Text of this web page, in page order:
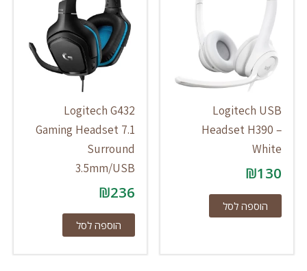
Logitech USB
Headset H390 –
White
₪130
הוספה לסל
Logitech G432
Gaming Headset 7.1
Surround
3.5mm/USB
₪236
הוספה לסל